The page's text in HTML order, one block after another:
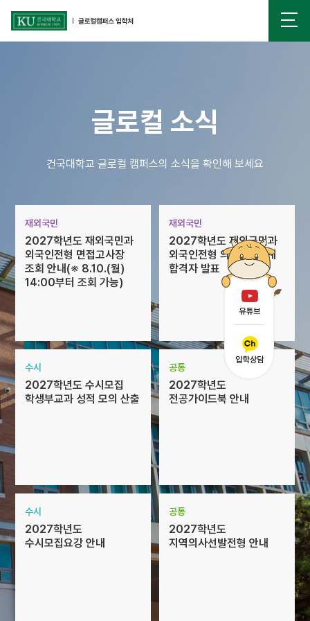
글로컬 소식
건국대학교 글로컬 캠퍼스의 소식을 확인해 보세요
재외국민
2027학년도 재외국민과
외국인전형 면접고사장
조회 안내(※ 8.10.(월)
14:00부터 조회 가능)
재외국민
2027학년도 재외국민과
외국인전형 의예과 1단계
합격자 발표
수시
2027학년도 수시모집
학생부교과 성적 모의 산출
공통
2027학년도
전공가이드북 안내
수시
2027학년도
수시모집요강 안내
공통
2027학년도
지역의사선발전형 안내